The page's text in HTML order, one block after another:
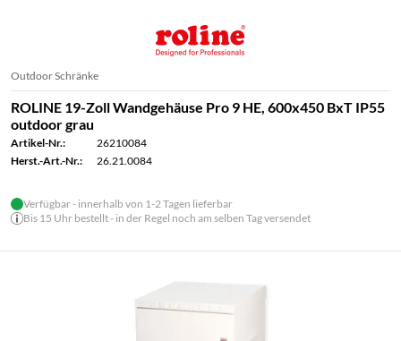
Outdoor Schränke
ROLINE 19-Zoll Wandgehäuse Pro 9 HE, 600x450 BxT IP55
outdoor grau
Artikel-Nr.:
26210084
Herst.-Art.-Nr.:
26.21.0084
Verfügbar - innerhalb von 1-2 Tagen lieferbar
Bis 15 Uhr bestellt - in der Regel noch am selben Tag versendet